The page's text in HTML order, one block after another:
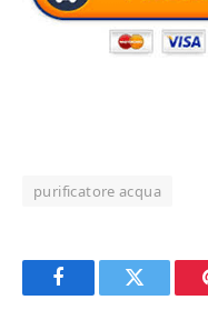
purificatore acqua
FacebookTwitter